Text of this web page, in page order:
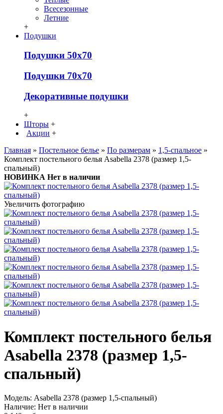
Всесезонные
Летние
+
Подушки
Подушки 50х70
Подушки 70х70
Декоративные подушки
+
Шторы +
Акции +
Главная » Постельное белье » По размерам » 1,5-спальное »
Комплект постельного белья Asabella 2378 (размер 1,5-
спальный)
НОВИНКА Нет в наличии
Увеличить фотографию
Комплект постельного белья
Asabella 2378 (размер 1,5-
спальный)
Модель: Asabella 2378 (размер 1,5-спальный)
Наличие: Нет в наличии